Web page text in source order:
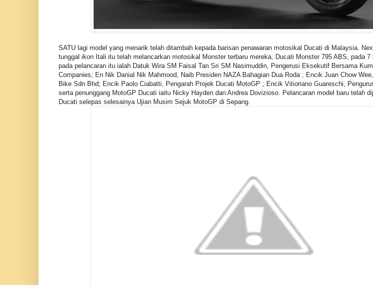
SATU lagi model yang menarik telah ditambah kepada barisan penawaran motosikal Ducati di Malaysia.
tunggal ikon Itali itu telah melancarkan motosikal Monster terbaru mereka, Ducati Monster 795 ABS, pada 7
pada pelancaran itu ialah Datuk Wira SM Faisal Tan Sri SM Nasimuddin, Pengerusi Eksekutif Bersama
Companies; En Nik Danial Nik Mahmood, Naib Presiden NAZA Bahagian Dua Roda ; Encik Juan Chow
Bike Sdn Bhd; Encik Paolo Ciabatti, Pengarah Projek Ducati MotoGP ; Encik Vitioriano Guareschi,
serta penunggang MotoGP Ducati iaitu Nicky Hayden dan Andrea Dovizioso. Pelancaran model baru telah
Ducati selepas selesainya Ujian Musim Sejuk MotoGP di Sepang.